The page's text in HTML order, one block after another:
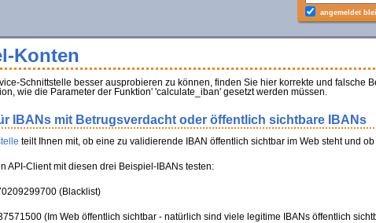
angemeldet
Konten
Schnittstelle besser ausprobieren zu können, finden Sie hier korrekte und falsche
wie die Parameter der Funktion' 'calculate_iban' gesetzt werden müssen.
IBANs mit Betrugsverdacht oder öffentlich sichtbare IBANs
teilt Ihnen mit, ob eine zu validierende IBAN öffentlich sichtbar im Web steht und
API-Client mit diesen drei Beispiel-IBANs testen:
(Blacklist)
(Im Web öffentlich sichtbar - natürlich sind viele legitime IBANs öffentlich